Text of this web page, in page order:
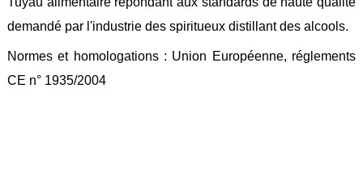
/
Plaques
Tresses
/
Cordons
demandé par l'industrie des spiritueux distillant des alcools.
Normes et homologations : Union Européenne, réglements
CE n° 1935/2004